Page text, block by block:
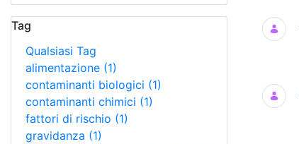
Tag
Qualsiasi Tag
alimentazione (1)
contaminanti biologici (1)
contaminanti chimici (1)
fattori di rischio (1)
gravidanza (1)